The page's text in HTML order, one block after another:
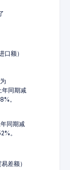
口额）
同期减
。
同期减
。
差额）